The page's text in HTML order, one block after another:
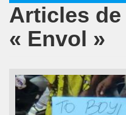
Articles
« Envol »